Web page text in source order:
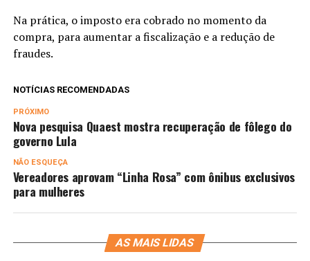
Na prática, o imposto era cobrado no momento da
compra, para aumentar a fiscalização e a redução de
fraudes.
NOTÍCIAS RECOMENDADAS
PRÓXIMO
Nova pesquisa Quaest mostra recuperação de fôlego do
governo Lula
NÃO ESQUEÇA
Vereadores aprovam “Linha Rosa” com ônibus exclusivos
para mulheres
AS MAIS LIDAS